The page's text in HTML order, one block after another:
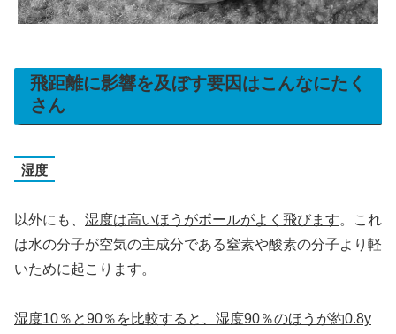
飛距離に影響を及ぼす要因はこんなにたく
さん
湿度
以外にも、 湿度は高いほうがボールがよく飛びます。これ
は水の分子が空気の主成分である窒素や酸素の分子より軽
いために起こります。
湿度10％と90％を比較すると、湿度90％のほうが約0.8y